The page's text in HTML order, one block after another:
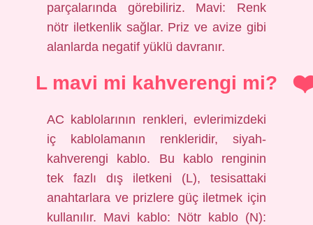
parçalarında görebiliriz. Mavi: Renk
nötr iletkenlik sağlar. Priz ve avize gibi
alanlarda negatif yüklü davranır.
L mavi mi kahverengi mi?
AC kablolarının renkleri, evlerimizdeki
iç kablolamanın renkleridir, siyah-
kahverengi kablo. Bu kablo renginin
tek fazlı dış iletkeni (L), tesisattaki
anahtarlara ve prizlere güç iletmek için
kullanılır. Mavi kablo: Nötr kablo (N):